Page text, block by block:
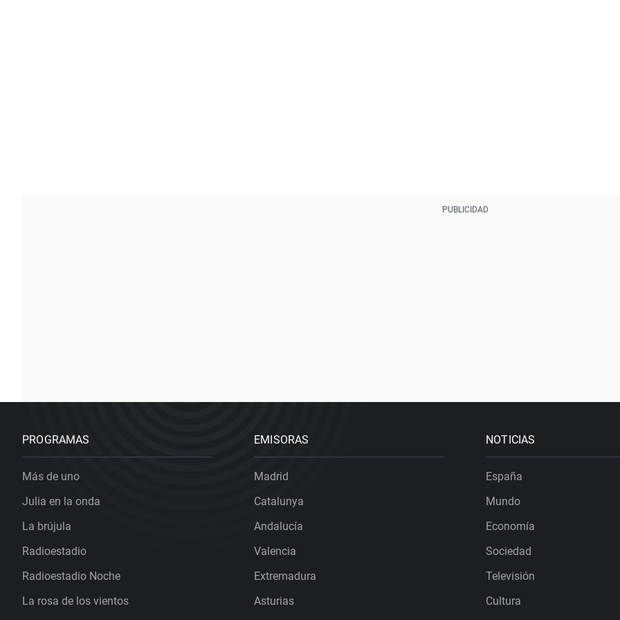
PROGRAMAS
Más de uno
Julia en la onda
La brújula
Radioestadio
Radioestadio Noche
La rosa de los vientos
EMISORAS
Madrid
Catalunya
Andalucía
Valencia
Extremadura
Asturias
NOTICIAS
España
Mundo
Economía
Sociedad
Televisión
Cultura